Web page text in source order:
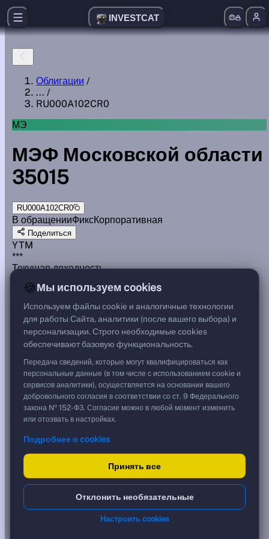
INVESTCAT
Облигации /
... /
RU000A102CR0
МЭ
МЭФ Московской области
35015
RU000A102CR0
В обращенииФиксКорпоративная
Поделиться
YTM
***
Текущая доходность
G спред
98,40 %
295,20 ₽
Срок, лет
0,26
Дюрация, лет
0,26
Рейтинг
AA
Тип
Фикс
Доходность и цена
YTM эффективная ?
🍪Мы используем cookies
Используем файлы cookie и аналогичные технологии
для работы Сайта, аналитики (после вашего выбора) и
персонализации. Строго необходимые cookies
обеспечивают базовую функциональность.
Передача сведений, которые могут квалифицироваться как
персональные данные (в том числе с использованием cookie и
сервисов аналитики), осуществляется на основании вашего
добровольного согласия в соответствии со ст. 9 Федерального
закона № 152-ФЗ. Согласие можно в любой момент изменить
или отозвать в настройках.
Подробнее о cookies
Принять все
Отклонить необязательные
Настроить cookies